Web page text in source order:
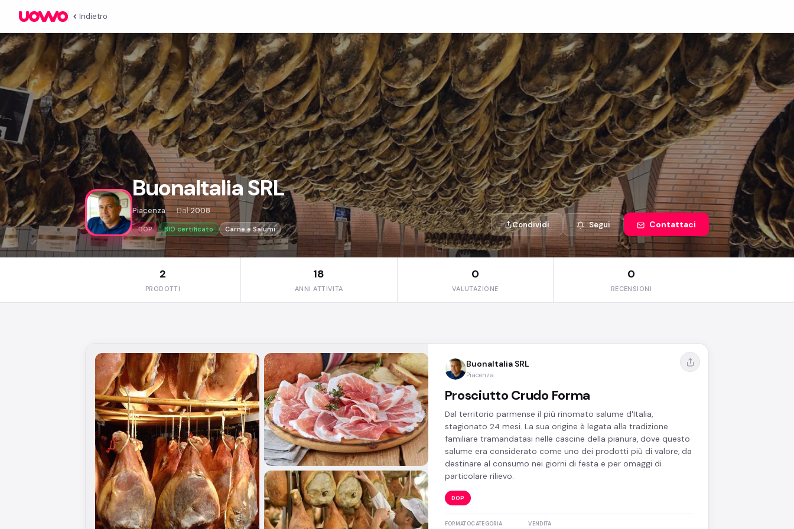
Indietro
BuonaItalia SRL
Piacenza Dal2008
DOP BIO certificato Carne e Salumi Condividi Segui Contattaci
2
PRODOTTI
18
ANNI ATTIVITA
0
VALUTAZIONE
0
RECENSIONI
BuonaItalia SRL
Piacenza
Prosciutto Crudo Forma
Dal territorio parmense il più rinomato salume d'Italia,
stagionato 24 mesi. La sua origine è legata alla tradizione
familiare tramandatasi nelle cascine della pianura, dove questo
salume era considerato come uno dei prodotti più di valore, da
destinare al consumo nei giorni di festa e per omaggi di
particolare rilievo.
DOP
FORMATOCATEGORIA VENDITA